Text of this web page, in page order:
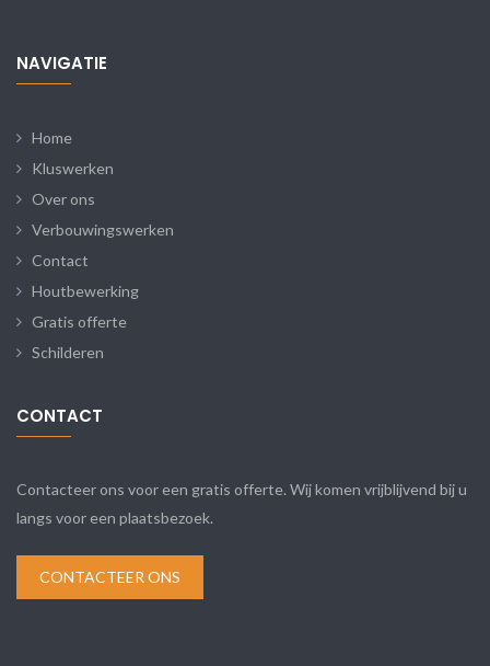
NAVIGATIE
Home
Kluswerken
Over ons
Verbouwingswerken
Contact
Houtbewerking
Gratis offerte
Schilderen
CONTACT
Contacteer ons voor een gratis offerte. Wij komen vrijblijvend bij u
langs voor een plaatsbezoek.
CONTACTEER ONS